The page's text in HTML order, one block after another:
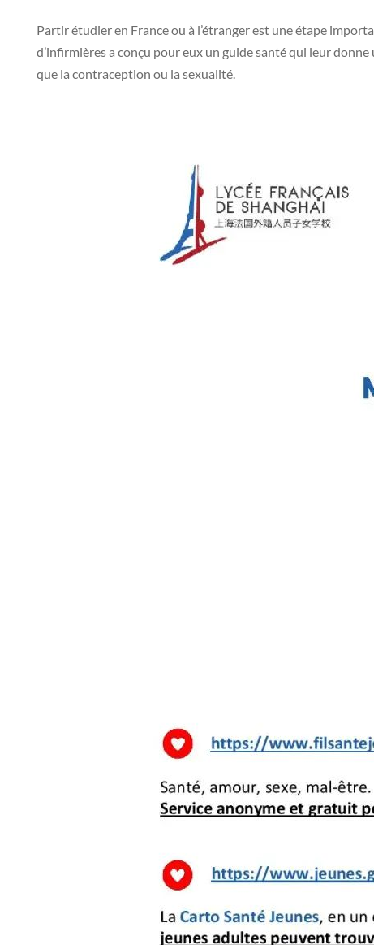
Partir étudier en France ou à l’étranger est une étape
d’infirmières a conçu pour eux un guide santé qui leur
que la contraception ou la sexualité.